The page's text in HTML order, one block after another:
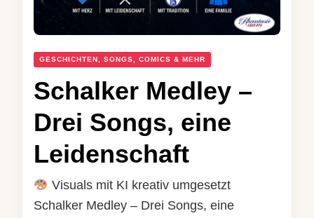
GESCHICHTEN, SONGS, COMICS & MEHR
Schalker Medley –
Drei Songs, eine
Leidenschaft
Visuals mit KI kreativ umgesetzt
Schalker Medley – Drei Songs, eine